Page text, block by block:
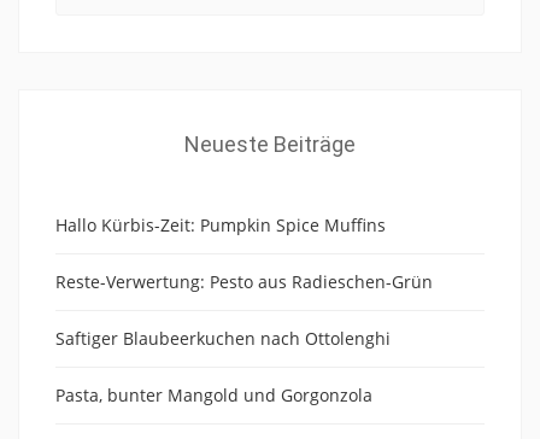
Neueste Beiträge
Hallo Kürbis-Zeit: Pumpkin Spice Muffins
Reste-Verwertung: Pesto aus Radieschen-Grün
Saftiger Blaubeerkuchen nach Ottolenghi
Pasta, bunter Mangold und Gorgonzola